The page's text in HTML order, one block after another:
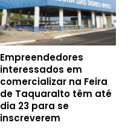
Empreendedores
interessados em
comercializar na Feira
de Taquaralto têm até
dia 23 para se
inscreverem